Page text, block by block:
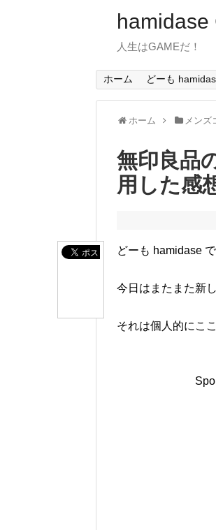
hamidase
人生はGAMEだ！
ホーム どーも
ホーム メンズ
無印良品
用した感
どーも hamidase で
今日はまたまた新
それは個人的にここ